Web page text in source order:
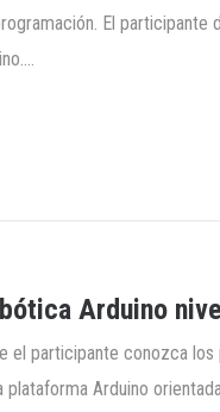
El
Arduino
el participante conozca
Arduino